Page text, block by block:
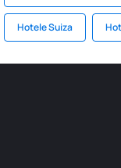
Hotele Suiza